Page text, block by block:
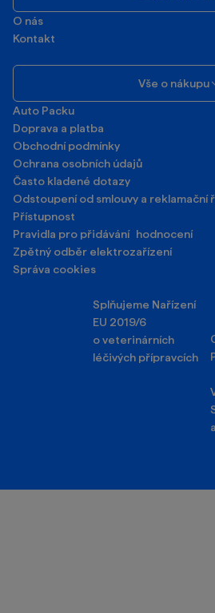
O nás
Kontakt
Vše o nákupu
Auto Packu
Doprava a platba
Obchodní podmínky
Ochrana osobních údajů
Často kladené dotazy
Odstoupení od smlouvy a reklamační
Přístupnost
Pravidla pro přidávání hodnocení
Zpětný odběr elektrozařízení
Správa cookies
Splňujeme Nařízení
EU 2019/6
o veterinárních
léčivých přípravcích
a